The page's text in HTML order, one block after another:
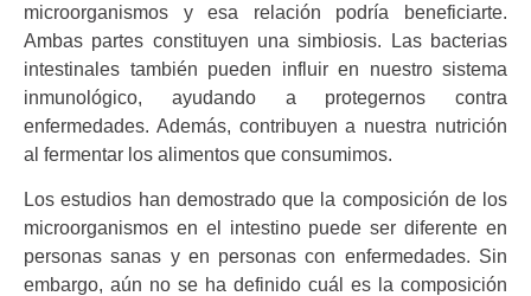
microorganismos y esa relación podría beneficiarte.
Ambas partes constituyen una simbiosis. Las bacterias
intestinales también pueden influir en nuestro sistema
inmunológico, ayudando a protegernos contra
enfermedades. Además, contribuyen a nuestra nutrición
al fermentar los alimentos que consumimos.
Los estudios han demostrado que la composición de los
microorganismos en el intestino puede ser diferente en
personas sanas y en personas con enfermedades. Sin
embargo, aún no se ha definido cuál es la composición